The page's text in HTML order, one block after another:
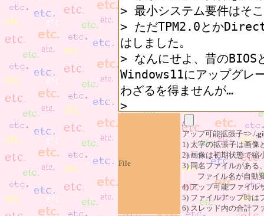
File
/
アップ可能拡張子=> /
1) 太字の拡張子は画像
2) 画像は初期状態で縮
3) 同名ファイルがある
ファイル名が自動
4) アップ可能ファイル
5) ファイルアップ時は
6) スレッド内の合計